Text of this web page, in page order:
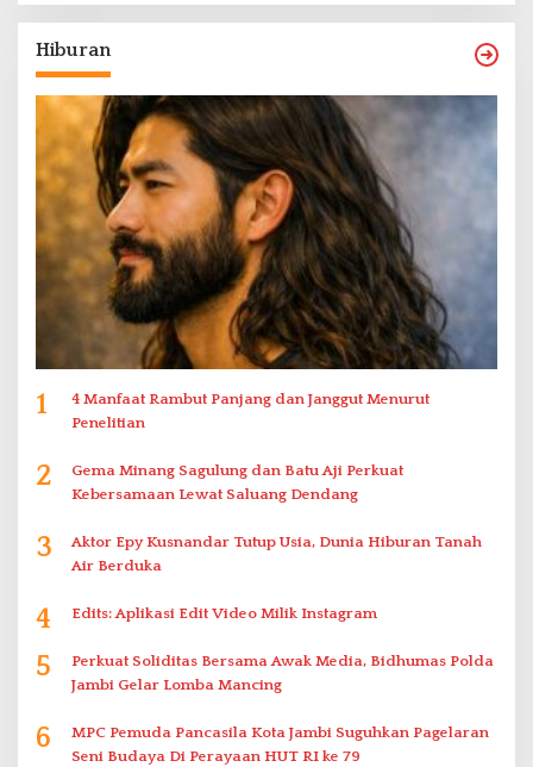
Hiburan
1
4 Manfaat Rambut Panjang dan Janggut Menurut
Penelitian
2
Gema Minang Sagulung dan Batu Aji Perkuat
Kebersamaan Lewat Saluang Dendang
3
Aktor Epy Kusnandar Tutup Usia, Dunia Hiburan Tanah
Air Berduka
4 Edits: Aplikasi Edit Video Milik Instagram
5
Perkuat Soliditas Bersama Awak Media, Bidhumas Polda
Jambi Gelar Lomba Mancing
6
MPC Pemuda Pancasila Kota Jambi Suguhkan Pagelaran
Seni Budaya Di Perayaan HUT RI ke 79